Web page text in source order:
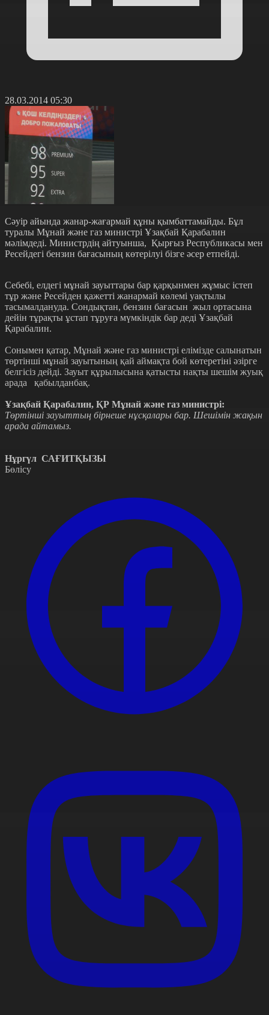
28.03.2014 05:30
Сәуір айында жанар-жағармай құны қымбаттамайды. Бұл
туралы Мұнай және газ министрі Ұзақбай Қарабалин
мәлімдеді. Министрдің айтуынша, Қырғыз Республикасы мен
Ресейдегі бензин бағасының көтерілуі бізге әсер етпейді.
Себебі, елдегі мұнай зауыттары бар қарқынмен жұмыс істеп
тұр және Ресейден қажетті жанармай көлемі уақтылы
тасымалдануда. Сондықтан, бензин бағасын жыл ортасына
дейін тұрақты ұстап тұруға мүмкіндік бар деді Ұзақбай
Қарабалин.
Сонымен қатар, Мұнай және газ министрі елімізде салынатын
төртінші мұнай зауытының қай аймақта бой көтеретіні әзірге
белгісіз дейді. Зауыт құрылысына қатысты нақты шешім жуық
арада қабылданбақ.
Ұзақбай Қарабалин, ҚР Мұнай және газ министрі:
Төртінші зауыттың бірнеше нұсқалары бар. Шешімін жақын
арада айтамыз.
Нұргүл САҒИТҚЫЗЫ
Бөлісу